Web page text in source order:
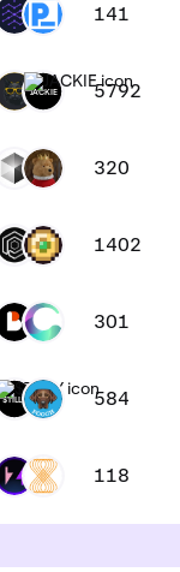
NRV PRE 141
CATA JACKIE 5792
NEX MBC 320
OPUL WIZZ 1402
BICO 301
$TILLY POOCH 584
ZEX VELAR 118